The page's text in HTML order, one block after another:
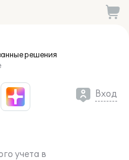
решения
Вход
учета в